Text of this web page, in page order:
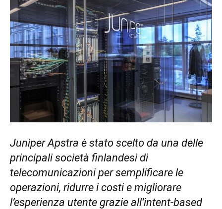
Juniper Apstra è stato scelto da una delle
principali società finlandesi di
telecomunicazioni per semplificare le
operazioni, ridurre i costi e migliorare
l’esperienza utente grazie all’intent-based